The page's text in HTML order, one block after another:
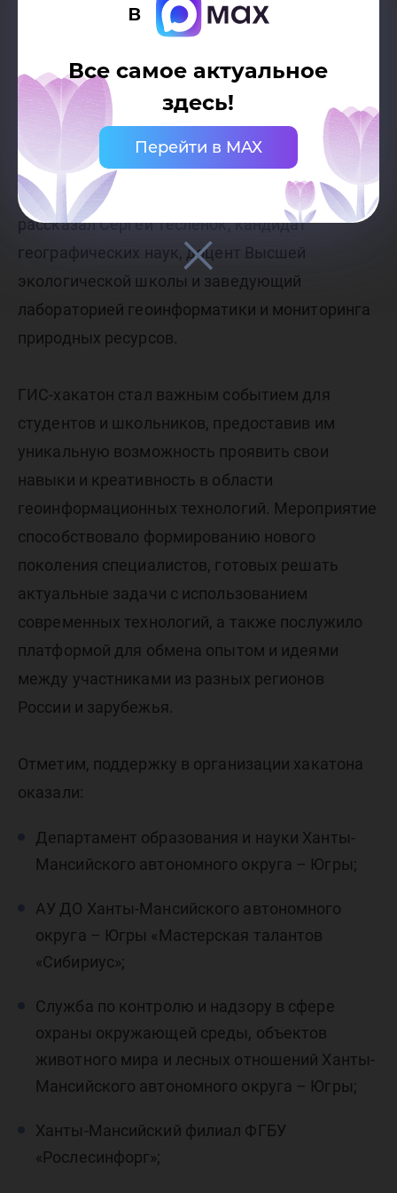
в
Все самое актуальное
здесь!
Перейти в MAX
Современный человек должен знать
в них и использовать их для различных целей.
Это особенно важно для студентов, которые
планируют связать свою практическую
деятельность с решением множества
существующих экологических проблем», —
рассказал Сергей Тесленок, кандидат
географических наук, доцент Высшей
экологической школы и заведующий
лабораторией геоинформатики и мониторинга
природных ресурсов.
ГИС-хакатон стал важным событием для
студентов и школьников, предоставив им
уникальную возможность проявить свои
навыки и креативность в области
геоинформационных технологий. Мероприятие
способствовало формированию нового
поколения специалистов, готовых решать
актуальные задачи с использованием
современных технологий, а также послужило
платформой для обмена опытом и идеями
между участниками из разных регионов
России и зарубежья.
Отметим, поддержку в организации хакатона
оказали:
Департамент образования и науки Ханты-
Мансийского автономного округа – Югры;
АУ ДО Ханты-Мансийского автономного
округа – Югры «Мастерская талантов
«Сибириус»;
Служба по контролю и надзору в сфере
охраны окружающей среды, объектов
животного мира и лесных отношений Ханты-
Мансийского автономного округа – Югры;
Ханты-Мансийский филиал ФГБУ
«Рослесинфорг»;